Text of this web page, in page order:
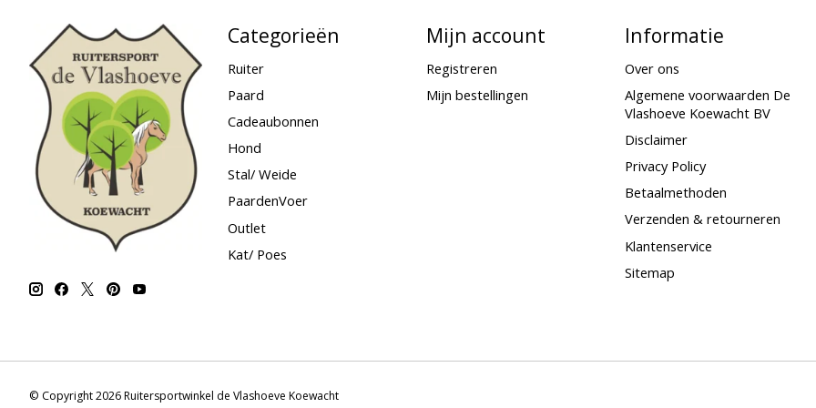
Categorieën
Ruiter
Paard
Cadeaubonnen
Hond
Stal/ Weide
PaardenVoer
Outlet
Kat/ Poes
Mijn account
Registreren
Mijn bestellingen
Informatie
Over ons
Algemene voorwaarden De
Vlashoeve Koewacht BV
Disclaimer
Privacy Policy
Betaalmethoden
Verzenden & retourneren
Klantenservice
Sitemap
© Copyright 2026 Ruitersportwinkel de Vlashoeve Koewacht